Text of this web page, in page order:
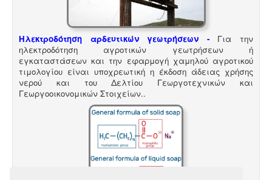
Ηλεκτροδότηση αρδευτικών γεωτρήσεων -
Για την
ηλεκτροδότηση αγροτικών γεωτρήσεων ή
εγκαταστάσεων και την εφαρμογή χαμηλού αγροτικού
τιμολογίου είναι υποχρεωτική η έκδοση άδειας χρήσης
νερού και του Δελτίου Γεωργοτεχνικών και
Γεωργοοικονομικών Στοιχείων..